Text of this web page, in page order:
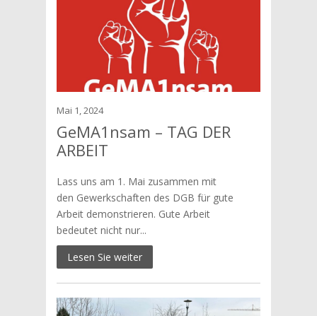
Mai 1, 2024
GeMA1nsam – TAG DER
ARBEIT
Lass uns am 1. Mai zusammen mit
den Gewerkschaften des DGB für gute
Arbeit demonstrieren. Gute Arbeit
bedeutet nicht nur...
Lesen Sie weiter